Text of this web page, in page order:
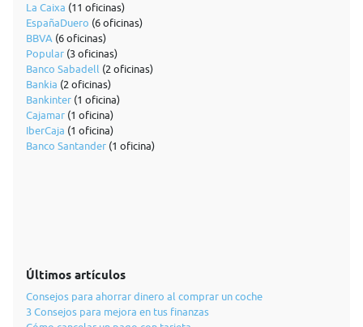
La Caixa (11 oficinas)
EspañaDuero (6 oficinas)
BBVA (6 oficinas)
Popular (3 oficinas)
Banco Sabadell (2 oficinas)
Bankia (2 oficinas)
Bankinter (1 oficina)
Cajamar (1 oficina)
IberCaja (1 oficina)
Banco Santander (1 oficina)
Últimos artículos
Consejos para ahorrar dinero al comprar un coche
3 Consejos para mejora en tus finanzas